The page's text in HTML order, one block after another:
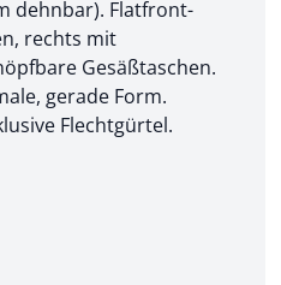
dehnbar). Flatfront-
rechts mit
Gesäßtaschen.
gerade Form.
Flechtgürtel.